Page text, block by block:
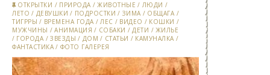
ОТКРЫТКИ / ПРИРОДА /ЖИВОТНЫЕ / ЛЮДИ /
ЛЕТО / ДЕВУШКИ / ПОДРОСТКИ / ЗИМА / ОБЩАГА /
ТИГРРЫ / ВРЕМЕНА ГОДА /ЛЕС / ВИДЕО / КОШКИ /
МУЖЧИНЫ /АНИМАЦИЯ / СОБАКИ /ДЕТИ / ЖИЛЬЕ
/ ГОРОДА /ЗВЕЗДЫ / ДОМ / СТАТЬИ / КАМУНАЛКА /
ФАНТАСТИКА / ФОТО ГАЛЕРЕЯ